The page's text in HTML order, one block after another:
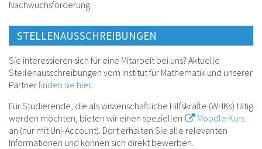
Nachwuchsförderung.
STELLENAUSSCHREIBUNGEN
Sie interessieren sich für eine Mitarbeit bei uns? Aktuelle
Stellenausschreibungen vom Institut für Mathematik und unserer
Partnerfinden sie hier.
Für Studierende, die als wissenschaftliche Hilfskräfte (WHKs) tätig
werden möchten, bieten wir einen speziellen
Moodle Kurs
an (nur mit Uni-Account). Dort erhalten Sie alle relevanten
Informationen und können sich direkt bewerben.